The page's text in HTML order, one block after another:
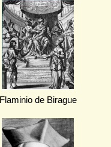
Flaminio de Birague